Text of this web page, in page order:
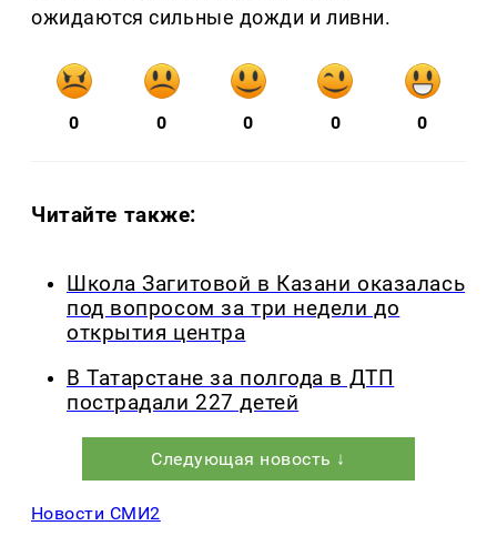
ожидаются сильные дожди и ливни.
0 0 0 0 0
Читайте также:
Школа Загитовой в Казани оказалась
под вопросом за три недели до
открытия центра
В Татарстане за полгода в ДТП
пострадали 227 детей
Следующая новость ↓
Новости СМИ2